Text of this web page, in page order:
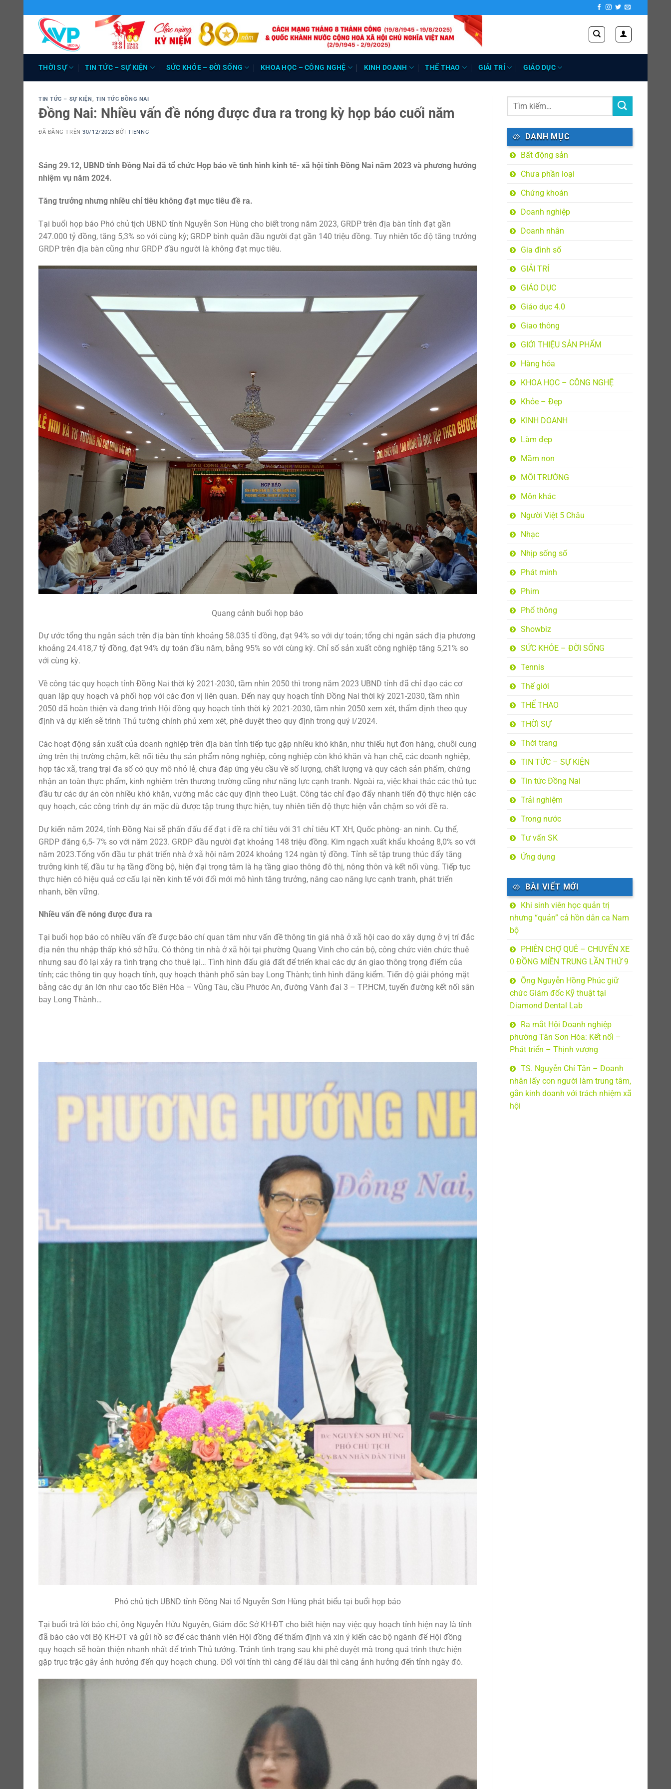
đến
THỜI SỰ TIN TỨC – SỰ KIỆN SỨC KHỎE – ĐỜI SỐNG KHOA HỌC – CÔNG NGHỆ KINH DOANH THỂ THAO GIẢI TRÍ GIÁO DỤC
TIN TỨC – SỰ KIỆN, TIN TỨC ĐỒNG NAI
Đồng Nai: Nhiều vấn đề nóng được đưa ra trong kỳ họp báo cuối năm
ĐÃ ĐĂNG TRÊN30/12/2023 BỞI TIENNC
Sáng 29.12, UBND tỉnh Đồng Nai đã tổ chức Họp báo về tình hình kinh tế- xã hội tỉnh Đồng Nai năm 2023 và phương hướng
nhiệm vụ năm 2024.
Tăng trưởng nhưng nhiều chỉ tiêu không đạt mục tiêu đề ra.
Tại buổi họp báo Phó chủ tịch UBND tỉnh Nguyễn Sơn Hùng cho biết trong năm 2023, GRDP trên địa bàn tỉnh đạt gần
247.000 tỷ đồng, tăng 5,3% so với cùng kỳ; GRDP bình quân đầu người đạt gần 140 triệu đồng. Tuy nhiên tốc độ tăng trưởng
GRDP trên địa bàn cũng như GRDP đầu người là không đạt mục tiêu.
Quang cảnh buổi họp báo
Dự ước tổng thu ngân sách trên địa bàn tỉnh khoảng 58.035 tỉ đồng, đạt 94% so với dự toán; tổng chi ngân sách địa phương
khoảng 24.418,7 tỷ đồng, đạt 94% dự toán đầu năm, bằng 95% so với cùng kỳ. Chỉ số sản xuất công nghiệp tăng 5,21% so
với cùng kỳ.
Về công tác quy hoạch tỉnh Đồng Nai thời kỳ 2021-2030, tầm nhìn 2050 thì trong năm 2023 UBND tỉnh đã chỉ đạo các cơ
quan lập quy hoạch và phối hợp với các đơn vị liên quan. Đến nay quy hoạch tỉnh Đồng Nai thời kỳ 2021-2030, tầm nhìn
2050 đã hoàn thiện và đang trình Hội đồng quy hoạch tỉnh thời kỳ 2021-2030, tầm nhìn 2050 xem xét, thẩm định theo quy
định và dự kiến sẽ trình Thủ tướng chính phủ xem xét, phê duyệt theo quy định trong quý I/2024.
Các hoạt động sản xuất của doanh nghiệp trên địa bàn tỉnh tiếp tục gặp nhiều khó khăn, như thiếu hụt đơn hàng, chuỗi cung
ứng trên thị trường chậm, kết nối tiêu thụ sản phẩm nông nghiệp, công nghiệp còn khó khăn và hạn chế, các doanh nghiệp,
hợp tác xã, trang trại đa số có quy mô nhỏ lẻ, chưa đáp ứng yêu cầu về số lượng, chất lượng và quy cách sản phẩm, chứng
nhận an toàn thực phẩm, kinh nghiệm trên thương trường cũng như năng lực cạnh tranh. Ngoài ra, việc khai thác các thủ tục
đầu tư các dự án còn nhiều khó khăn, vướng mắc các quy định theo Luật. Công tác chỉ đạo đẩy nhanh tiến độ thực hiện các
quy hoạch, các công trình dự án mặc dù được tập trung thực hiện, tuy nhiên tiến độ thực hiện vẫn chậm so với đề ra.
Dự kiến năm 2024, tỉnh Đồng Nai sẽ phấn đấu để đạt i đề ra chỉ tiêu với 31 chỉ tiêu KT XH, Quốc phòng- an ninh. Cụ thể,
GRDP đăng 6,5- 7% so với năm 2023. GRDP đầu người đạt khoảng 148 triệu đồng. Kim ngạch xuất khẩu khoảng 8,0% so với
năm 2023.Tổng vốn đầu tư phát triển nhà ở xã hội năm 2024 khoảng 124 ngàn tỷ đồng. Tỉnh sẽ tập trung thúc đẩy tăng
trưởng kinh tế, đầu tư hạ tầng đồng bộ, hiện đại trọng tâm là hạ tầng giao thông đô thị, nông thôn và kết nối vùng. Tiếp tục
thực hiện có hiệu quả cơ cấu lại nền kinh tế với đổi mới mô hình tăng trưởng, nâng cao năng lực cạnh tranh, phát triển
nhanh, bền vững.
Nhiều vấn đề nóng được đưa ra
Tại buổi họp báo có nhiều vấn đề được báo chí quan tâm như vấn đề thông tin giá nhà ở xã hội cao do xây dựng ở vị trí đắc
địa nên thu nhập thấp khó sở hữu. Có thông tin nhà ở xã hội tại phường Quang Vinh cho cán bộ, công chức viên chức thuê
nhưng sau đó lại xảy ra tình trạng cho thuê lại… Tình hình đấu giá đất để triển khai các dự án giao thông trọng điểm của
tỉnh; các thông tin quy hoạch tỉnh, quy hoạch thành phố sân bay Long Thành; tình hình đăng kiểm. Tiến độ giải phóng mặt
bằng các dự án lớn như cao tốc Biên Hòa – Vũng Tàu, cầu Phước An, đường Vành đai 3 – TP.HCM, tuyến đường kết nối sân
bay Long Thành…
Phó chủ tịch UBND tỉnh Đồng Nai tổ Nguyễn Sơn Hùng phát biểu tại buổi họp báo
Tại buổi trả lời báo chí, ông Nguyễn Hữu Nguyên, Giám đốc Sở KH-ĐT cho biết hiện nay việc quy hoạch tỉnh hiện nay là tỉnh
đã báo cáo với Bộ KH-ĐT và gửi hồ sơ để các thành viên Hội đồng để thẩm định và xin ý kiến các bộ ngành để Hội đồng
quy hoạch sẽ hoàn thiện nhanh nhất để trình Thủ tướng. Tránh tình trạng sau khi phê duyệt mà trong quá trình thực hiện
gặp trục trặc gây ảnh hưởng đến quy hoạch chung. Đối với tỉnh thì càng để lâu dài thì càng ảnh hưởng đến tỉnh ngày đó.
DANH MỤC
Bất động sản
Chưa phần loại
Chứng khoán
Doanh nghiệp
Doanh nhân
Gia đình số
GIẢI TRÍ
GIÁO DỤC
Giáo dục 4.0
Giao thông
GIỚI THIỆU SẢN PHẨM
Hàng hóa
KHOA HỌC – CÔNG NGHỆ
Khỏe – Đẹp
KINH DOANH
Làm đẹp
Mầm non
MÔI TRƯỜNG
Môn khác
Người Việt 5 Châu
Nhạc
Nhịp sống số
Phát minh
Phim
Phổ thông
Showbiz
SỨC KHỎE – ĐỜI SỐNG
Tennis
Thế giới
THỂ THAO
THỜI SỰ
Thời trang
TIN TỨC – SỰ KIỆN
Tin tức Đồng Nai
Trải nghiệm
Trong nước
Tư vấn SK
Ứng dụng
BÀI VIẾT MỚI
Khi sinh viên học quản trị
nhưng “quản” cả hồn dân ca Nam
bộ
PHIÊN CHỢ QUÊ – CHUYẾN XE
0 ĐỒNG MIỀN TRUNG LẦN THỨ 9
Ông Nguyễn Hồng Phúc giữ
chức Giám đốc Kỹ thuật tại
Diamond Dental Lab
Ra mắt Hội Doanh nghiệp
phường Tân Sơn Hòa: Kết nối –
Phát triển – Thịnh vượng
TS. Nguyễn Chí Tân – Doanh
nhân lấy con người làm trung tâm,
gắn kinh doanh với trách nhiệm xã
hội